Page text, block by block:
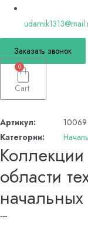
Заказать звонок
0
Cart
Артикул:
10069
Категории:
области
---